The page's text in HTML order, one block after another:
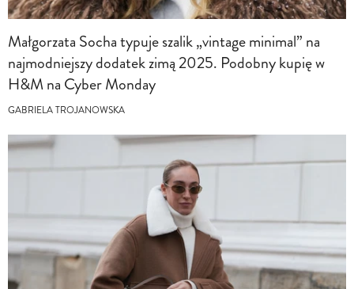
Małgorzata Socha typuje szalik „vintage minimal” na
najmodniejszy dodatek zimą 2025. Podobny kupię w
H&M na Cyber Monday
GABRIELA TROJANOWSKA